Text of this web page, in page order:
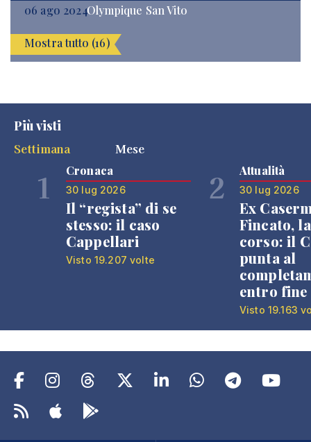
06 ago 2024Olympique San Vito
Mostra tutto (16)
Più visti
Settimana
Mese
1 Cronaca
30 lug 2026
Il “regista” di se
stesso: il caso
Cappellari
Visto 19.207 volte
2 Attualità
30 lug 2026
Ex
Fincato,
corso: il
punta al
entro fine
Visto 19.163